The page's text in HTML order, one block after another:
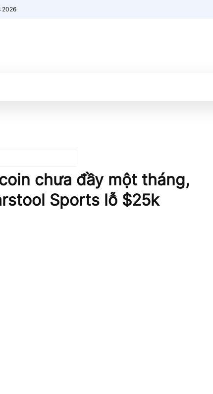
2026
chưa đầy một tháng,
Sports lỗ $25k